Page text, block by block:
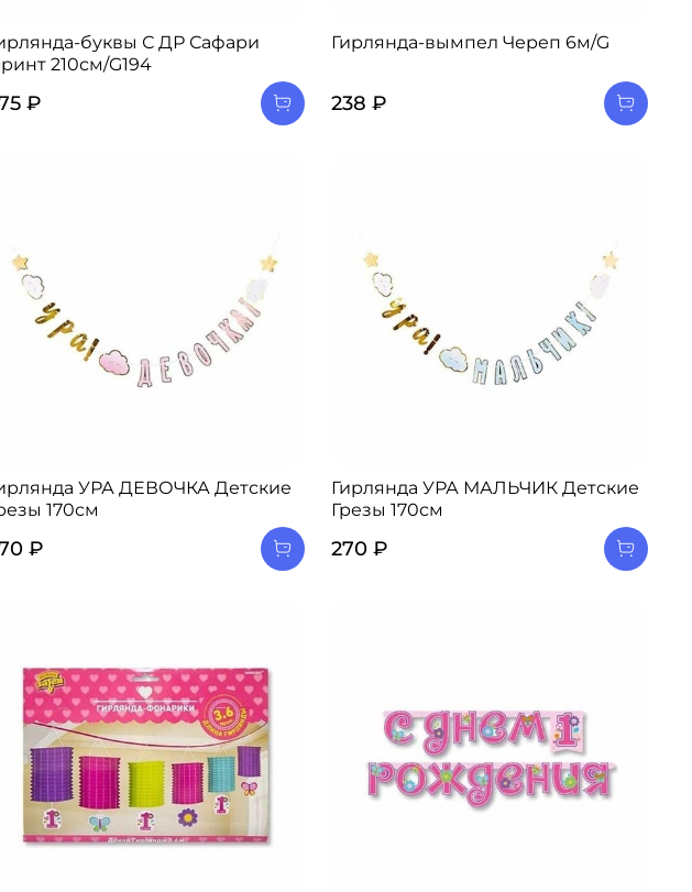
буквы С ДР Сафари
210см/G194
₽
Гирлянда-вымпел Череп 6м/G
238 ₽
УРА ДЕВОЧКА Детские
170см
₽
Гирлянда УРА МАЛЬЧИК Детские
Грезы 170см
270 ₽